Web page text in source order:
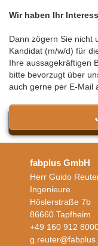
Wir haben Ihr
Dann zögern Sie nicht
Kandidat (m/w/d) für
Ihre aussagekräftigen
bitte bevorzugt über
auch gerne per E-Mail
fabplus GmbH
Herr Guido
Ingenieure
Höslerstraße 7b
86660 Tapfheim
+49 160 912